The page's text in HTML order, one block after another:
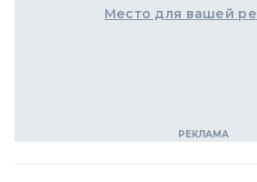
Место для вашей